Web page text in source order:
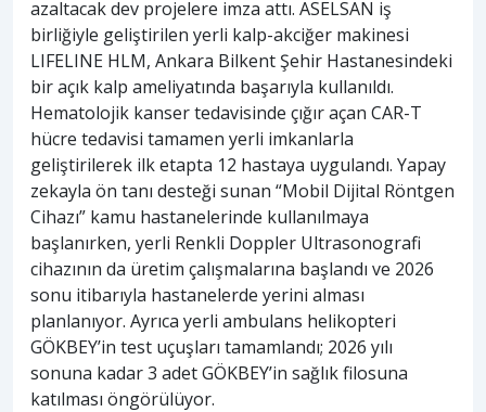
azaltacak dev projelere imza attı. ASELSAN iş
birliğiyle geliştirilen yerli kalp-akciğer makinesi
LIFELINE HLM, Ankara Bilkent Şehir Hastanesindeki
bir açık kalp ameliyatında başarıyla kullanıldı.
Hematolojik kanser tedavisinde çığır açan CAR-T
hücre tedavisi tamamen yerli imkanlarla
geliştirilerek ilk etapta 12 hastaya uygulandı. Yapay
zekayla ön tanı desteği sunan “Mobil Dijital Röntgen
Cihazı” kamu hastanelerinde kullanılmaya
başlanırken, yerli Renkli Doppler Ultrasonografi
cihazının da üretim çalışmalarına başlandı ve 2026
sonu itibarıyla hastanelerde yerini alması
planlanıyor. Ayrıca yerli ambulans helikopteri
GÖKBEY’in test uçuşları tamamlandı; 2026 yılı
sonuna kadar 3 adet GÖKBEY’in sağlık filosuna
katılması öngörülüyor.